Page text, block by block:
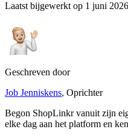
Laatst bijgewerkt op 1 juni 2026
Geschreven door
Job Jenniskens, Oprichter
Begon ShopLinkr vanuit zijn
elke dag aan het platform en